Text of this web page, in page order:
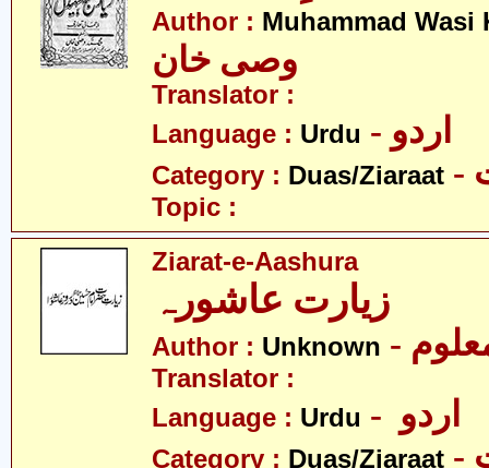
Author : Muhammad Wasi
وصی خان
Translator :
Language : Urdu - اردو
Category : Duas/Ziaraat
Topic :
Ziarat-e-Aashura
Author : Unknown
Translator :
Language : Urdu
Category : Duas/Ziaraat